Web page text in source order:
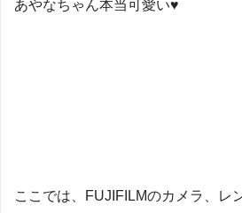
あやなちゃん本当可愛い♥
ここでは、FUJIFILMのカメラ、レ